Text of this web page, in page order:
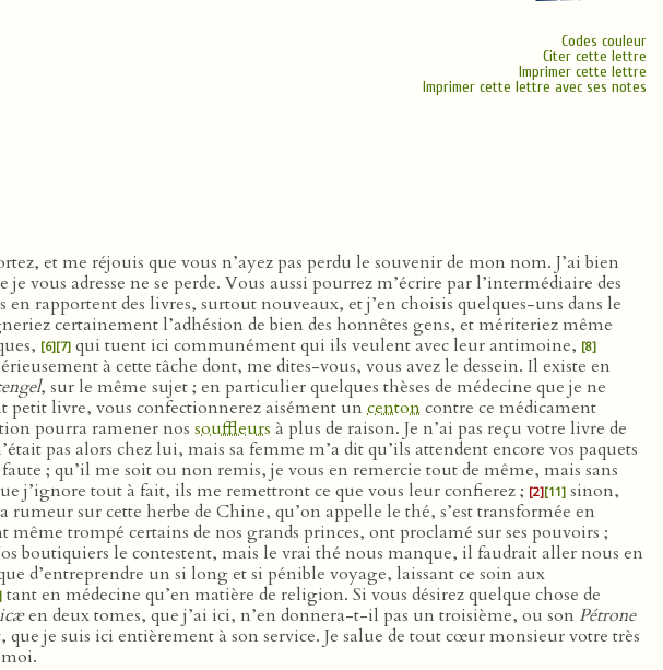
Codes couleur
Citer cette lettre
Imprimer cette lettre
Imprimer cette lettre avec ses notes
et me réjouis que vous n’ayez pas perdu le souvenir de mon nom. J’ai bien
vous adresse ne se perde. Vous aussi pourrez m’écrire par l’intermédiaire des
en rapportent des livres, surtout nouveaux, et j’en choisis quelques-uns dans le
certainement l’adhésion de bien des honnêtes gens, et mériteriez même
[6][7] qui tuent ici communément qui ils veulent avec leur antimoine, [8]
à cette tâche dont, me dites-vous, vous avez le dessein. Il existe en
, sur le même sujet ; en particulier quelques thèses de médecine que je ne
petit livre, vous confectionnerez aisément un centoncontre ce médicament
pourra ramener nos souffleurs à plus de raison. Je n’ai pas reçu votre livre de
pas alors chez lui, mais sa femme m’a dit qu’ils attendent encore vos paquets
; qu’il me soit ou non remis, je vous en remercie tout de même, mais sans
j’ignore tout à fait, ils me remettront ce que vous leur confierez ; [2][11] sinon,
sur cette herbe de Chine, qu’on appelle le thé, s’est transformée en
même trompé certains de nos grands princes, ont proclamé sur ses pouvoirs ;
boutiquiers le contestent, mais le vrai thé nous manque, il faudrait aller nous en
d’entreprendre un si long et si pénible voyage, laissant ce soin aux
tant en médecine qu’en matière de religion. Si vous désirez quelque chose de
en deux tomes, que j’ai ici, n’en donnera-t-il pas un troisième, ou son Pétrone
je suis ici entièrement à son service. Je salue de tout cœur monsieur votre très